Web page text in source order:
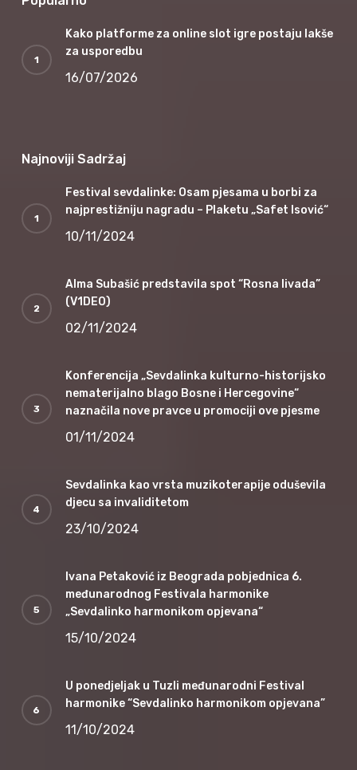
Kako platforme za online slot igre postaju lakše
za usporedbu
16/07/2026
Najnoviji Sadržaj
Festival sevdalinke: Osam pjesama u borbi za
najprestižniju nagradu – Plaketu „Safet Isović“
10/11/2024
Alma Subašić predstavila spot “Rosna livada”
(V1DEO)
02/11/2024
Konferencija „Sevdalinka kulturno-historijsko
nematerijalno blago Bosne i Hercegovine“
naznačila nove pravce u promociji ove pjesme
01/11/2024
Sevdalinka kao vrsta muzikoterapije oduševila
djecu sa invaliditetom
23/10/2024
Ivana Petaković iz Beograda pobjednica 6.
međunarodnog Festivala harmonike
„Sevdalinko harmonikom opjevana“
15/10/2024
U ponedjeljak u Tuzli međunarodni Festival
harmonike “Sevdalinko harmonikom opjevana”
11/10/2024